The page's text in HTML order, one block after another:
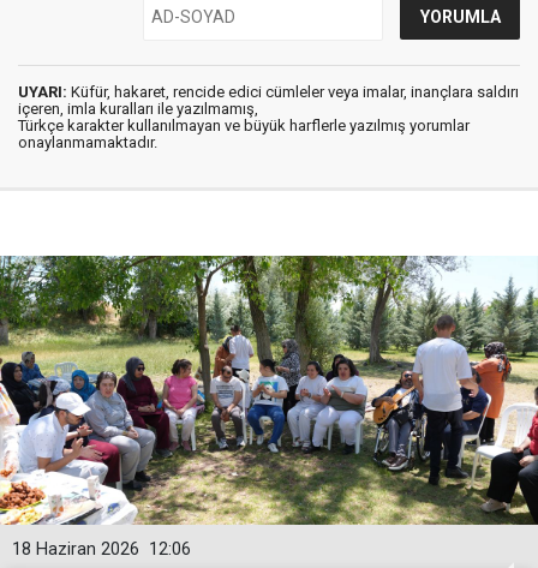
UYARI: Küfür, hakaret, rencide edici cümleler veya imalar, inançlara saldırı
içeren, imla kuralları ile yazılmamış,
Türkçe karakter kullanılmayan ve büyük harflerle yazılmış yorumlar
onaylanmamaktadır.
12:06
18 Haziran 2026